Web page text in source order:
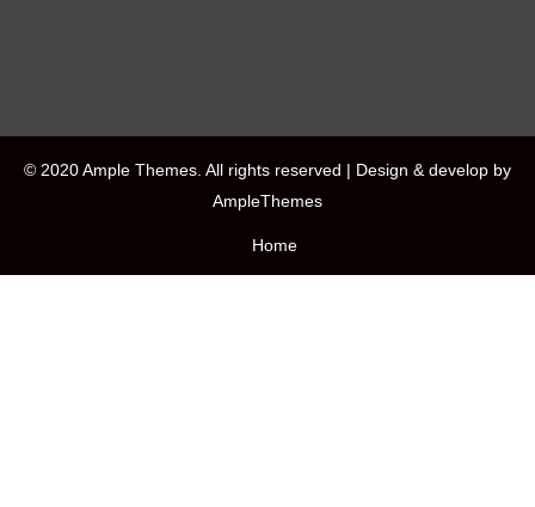
© 2020 Ample Themes. All rights reserved | Design & develop by
AmpleThemes
Home